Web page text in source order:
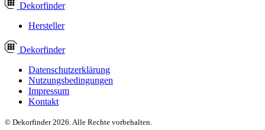
Dekorfinder
Hersteller
Dekorfinder
Datenschutzerklärung
Nutzungsbedingungen
Impressum
Kontakt
© Dekorfinder 2026. Alle Rechte vorbehalten.